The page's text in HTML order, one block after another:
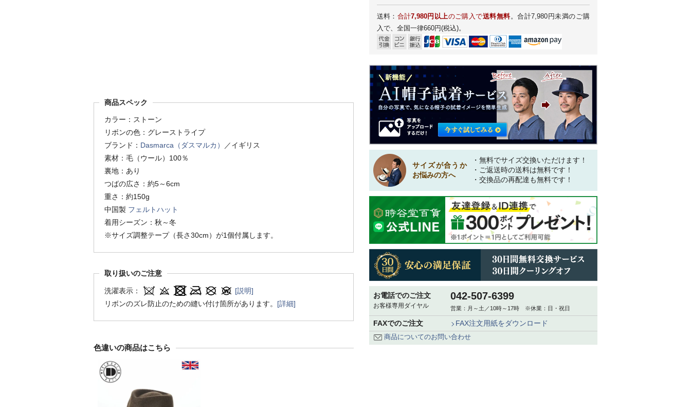
商品スペック
カラー：ストーン
リボンの色：グレーストライプ
ブランド： Dasmarca（ダスマルカ）
／イギリス
素材：毛（ウール）100％
裏地：あり
つばの広さ：約5～6cm
重さ：約150g
中国製 フェルトハット
着用シーズン：秋～冬
※サイズ調整テープ（長さ30cm）が1個付属します。
取り扱いのご注意
洗濯表示：
[説明]
リボンのズレ防止のための縫い付け箇所があります。 [詳細]
色違いの商品はこちら
送料： 合計7,980円以上のご購入で送料無料。合計7,980円未満のご購
入で、全国一律660円(税込)。
サイズが合うか
お悩みの方へ
・無料でサイズ交換いただけます！
・ご返送時の送料は無料です！
・交換品の再配達も無料です！
お電話でのご注文
お客様専用ダイヤル
042-507-6399
営業：月～土／10時～17時 ※休業：日・祝日
FAXでのご注文 FAX注文用紙をダウンロード
商品についてのお問い合わせ